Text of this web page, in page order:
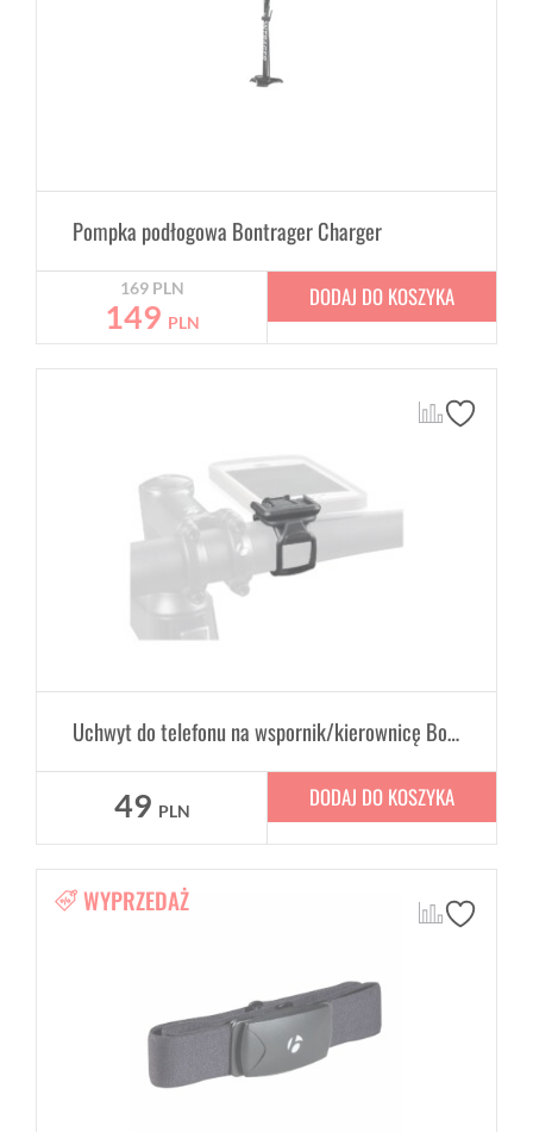
Pompka podłogowa Bontrager Charger
169 PLN
149 PLN
DODAJ DO KOSZYKA
Uchwyt do telefonu na wspornik/kierownicę Bontrager Insta-Mount
49 PLN DODAJ DO KOSZYKA
WYPRZEDAŻ